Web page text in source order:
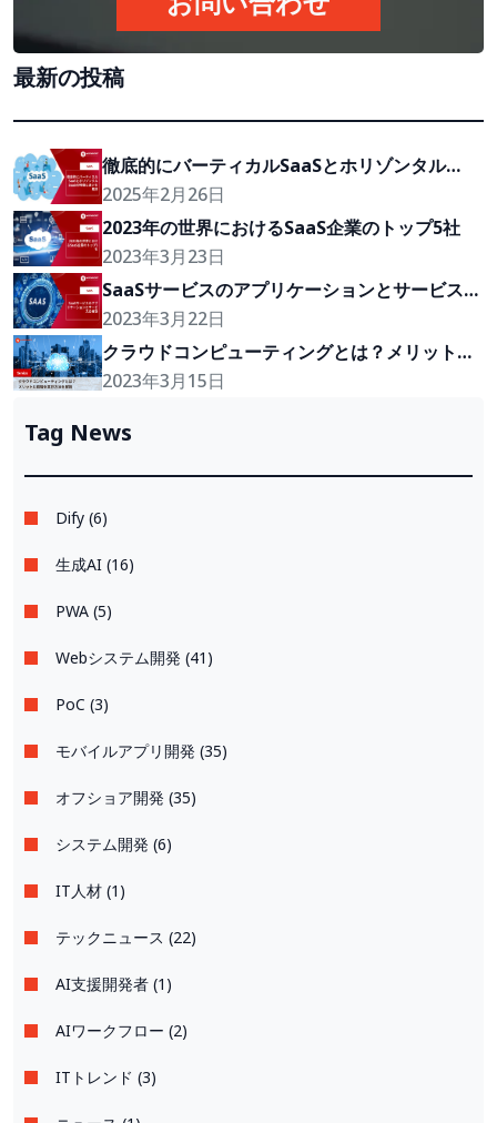
最新の投稿
徹底的にバーティカルSaaSとホリゾンタル
SaaSの特徴と違いを解説
2025年2月26日
2023年の世界におけるSaaS企業のトップ5社
2023年3月23日
SaaSサービスのアプリケーションとサービスの
種類
2023年3月22日
クラウドコンピューティングとは？メリットと
戦略を実行方法を解説
2023年3月15日
Tag News
Dify (6)
生成AI (16)
PWA (5)
Webシステム開発 (41)
PoC (3)
モバイルアプリ開発 (35)
オフショア開発 (35)
システム開発 (6)
IT人材 (1)
テックニュース (22)
AI支援開発者 (1)
AIワークフロー (2)
ITトレンド (3)